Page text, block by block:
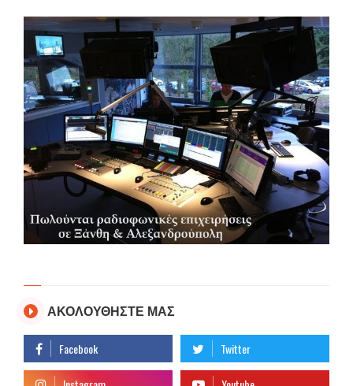
ΑΚΟΛΟΥΘΗΣΤΕ ΜΑΣ